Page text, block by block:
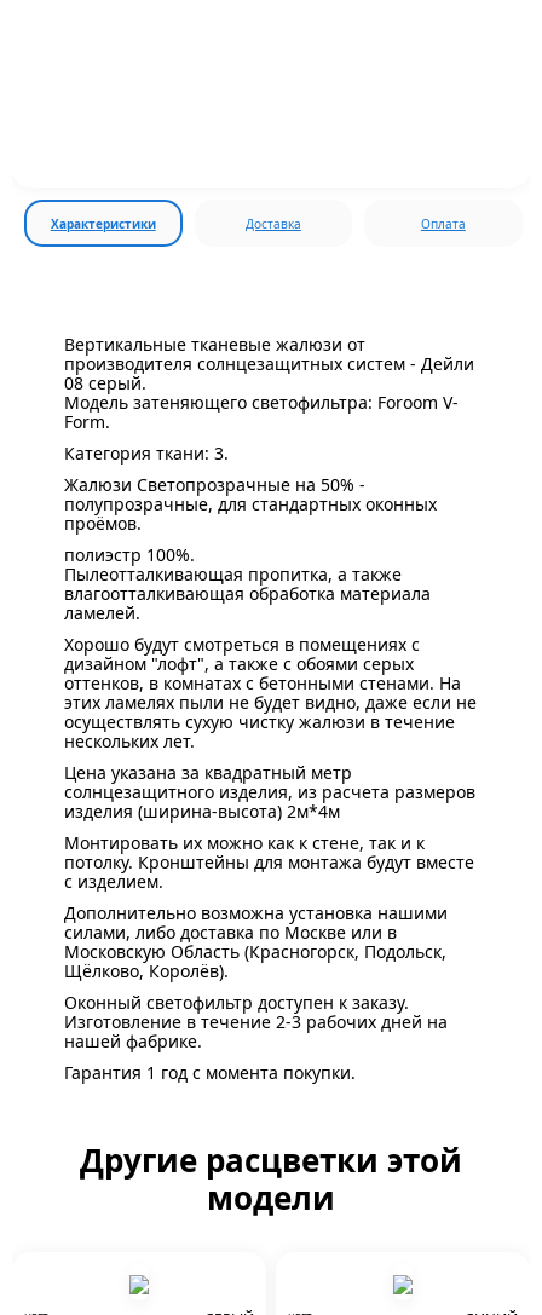
Характеристики Доставка Оплата
Вертикальные тканевые жалюзи от
производителя солнцезащитных систем - Дейли
08 серый.
Модель затеняющего светофильтра: Foroom V-
Form.
Категория ткани: 3.
Жалюзи Светопрозрачные на 50% -
полупрозрачные, для стандартных оконных
проёмов.
полиэстр 100%.
Пылеотталкивающая пропитка, а также
влагоотталкивающая обработка материала
ламелей.
Хорошо будут смотреться в помещениях с
дизайном "лофт", а также с обоями серых
оттенков, в комнатах с бетонными стенами. На
этих ламелях пыли не будет видно, даже если не
осуществлять сухую чистку жалюзи в течение
нескольких лет.
Цена указана за квадратный метр
солнцезащитного изделия, из расчета размеров
изделия (ширина-высота) 2м*4м
Монтировать их можно как к стене, так и к
потолку. Кронштейны для монтажа будут вместе
с изделием.
Дополнительно возможна установка нашими
силами, либо доставка по Москве или в
Московскую Область (Красногорск, Подольск,
Щёлково, Королёв).
Оконный светофильтр доступен к заказу.
Изготовление в течение 2-3 рабочих дней на
нашей фабрике.
Гарантия 1 год с момента покупки.
Другие расцветки этой
модели